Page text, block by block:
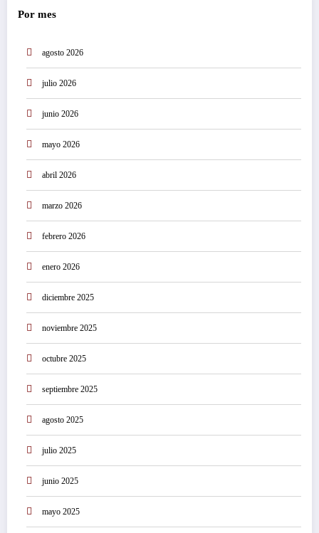
Por mes
agosto 2026
julio 2026
junio 2026
mayo 2026
abril 2026
marzo 2026
febrero 2026
enero 2026
diciembre 2025
noviembre 2025
octubre 2025
septiembre 2025
agosto 2025
julio 2025
junio 2025
mayo 2025